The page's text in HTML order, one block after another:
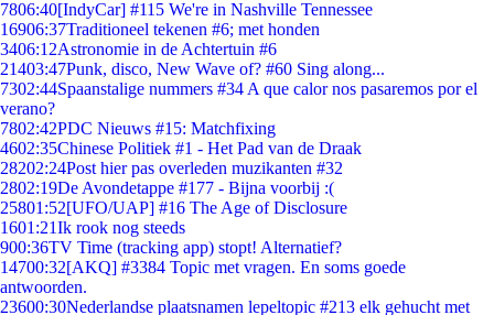
7806:40[IndyCar] #115 We're in Nashville Tennessee
16906:37Traditioneel tekenen #6; met honden
3406:12Astronomie in de Achtertuin #6
21403:47Punk, disco, New Wave of? #60 Sing along...
7302:44Spaanstalige nummers #34 A que calor nos pasaremos por el
verano?
7802:42PDC Nieuws #15: Matchfixing
4602:35Chinese Politiek #1 - Het Pad van de Draak
28202:24Post hier pas overleden muzikanten #32
2802:19De Avondetappe #177 - Bijna voorbij :(
25801:52[UFO/UAP] #16 The Age of Disclosure
1601:21Ik rook nog steeds
900:36TV Time (tracking app) stopt! Alternatief?
14700:32[AKQ] #3384 Topic met vragen. En soms goede
antwoorden.
23600:30Nederlandse plaatsnamen lepeltopic #213 elk gehucht met